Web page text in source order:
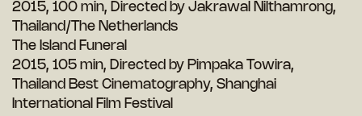
2015, 100 min, Directed by Jakrawal Nilthamrong,
Thailand/The Netherlands
The Island Funeral
2015, 105 min, Directed by Pimpaka Towira,
Thailand Best Cinematography, Shanghai
International Film Festival